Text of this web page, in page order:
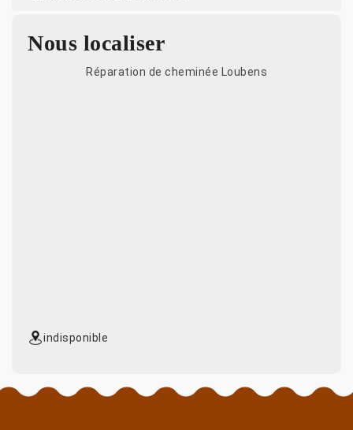
Nous localiser
Réparation de cheminée Loubens
indisponible